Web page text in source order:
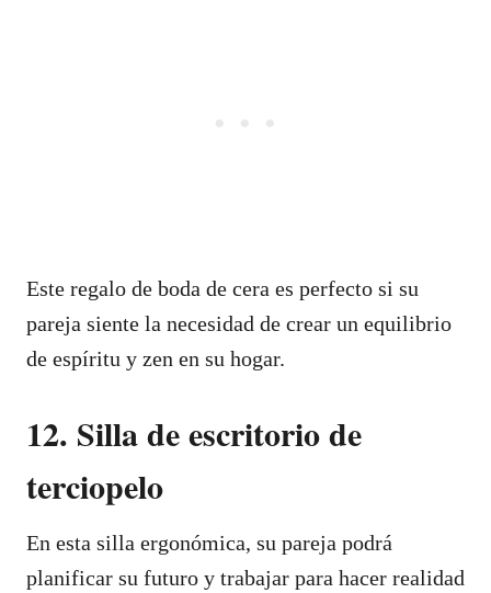
Este regalo de boda de cera es perfecto si su
pareja siente la necesidad de crear un equilibrio
de espíritu y zen en su hogar.
12. Silla de escritorio de
terciopelo
En esta silla ergonómica, su pareja podrá
planificar su futuro y trabajar para hacer realidad